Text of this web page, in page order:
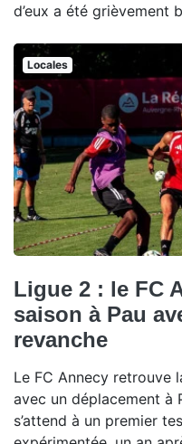
d’eux a été grièvement
Locales
Ligue 2 : le FC
saison à Pau
revanche
Le FC Annecy retrouve
avec un déplacement à
s’attend à un premier